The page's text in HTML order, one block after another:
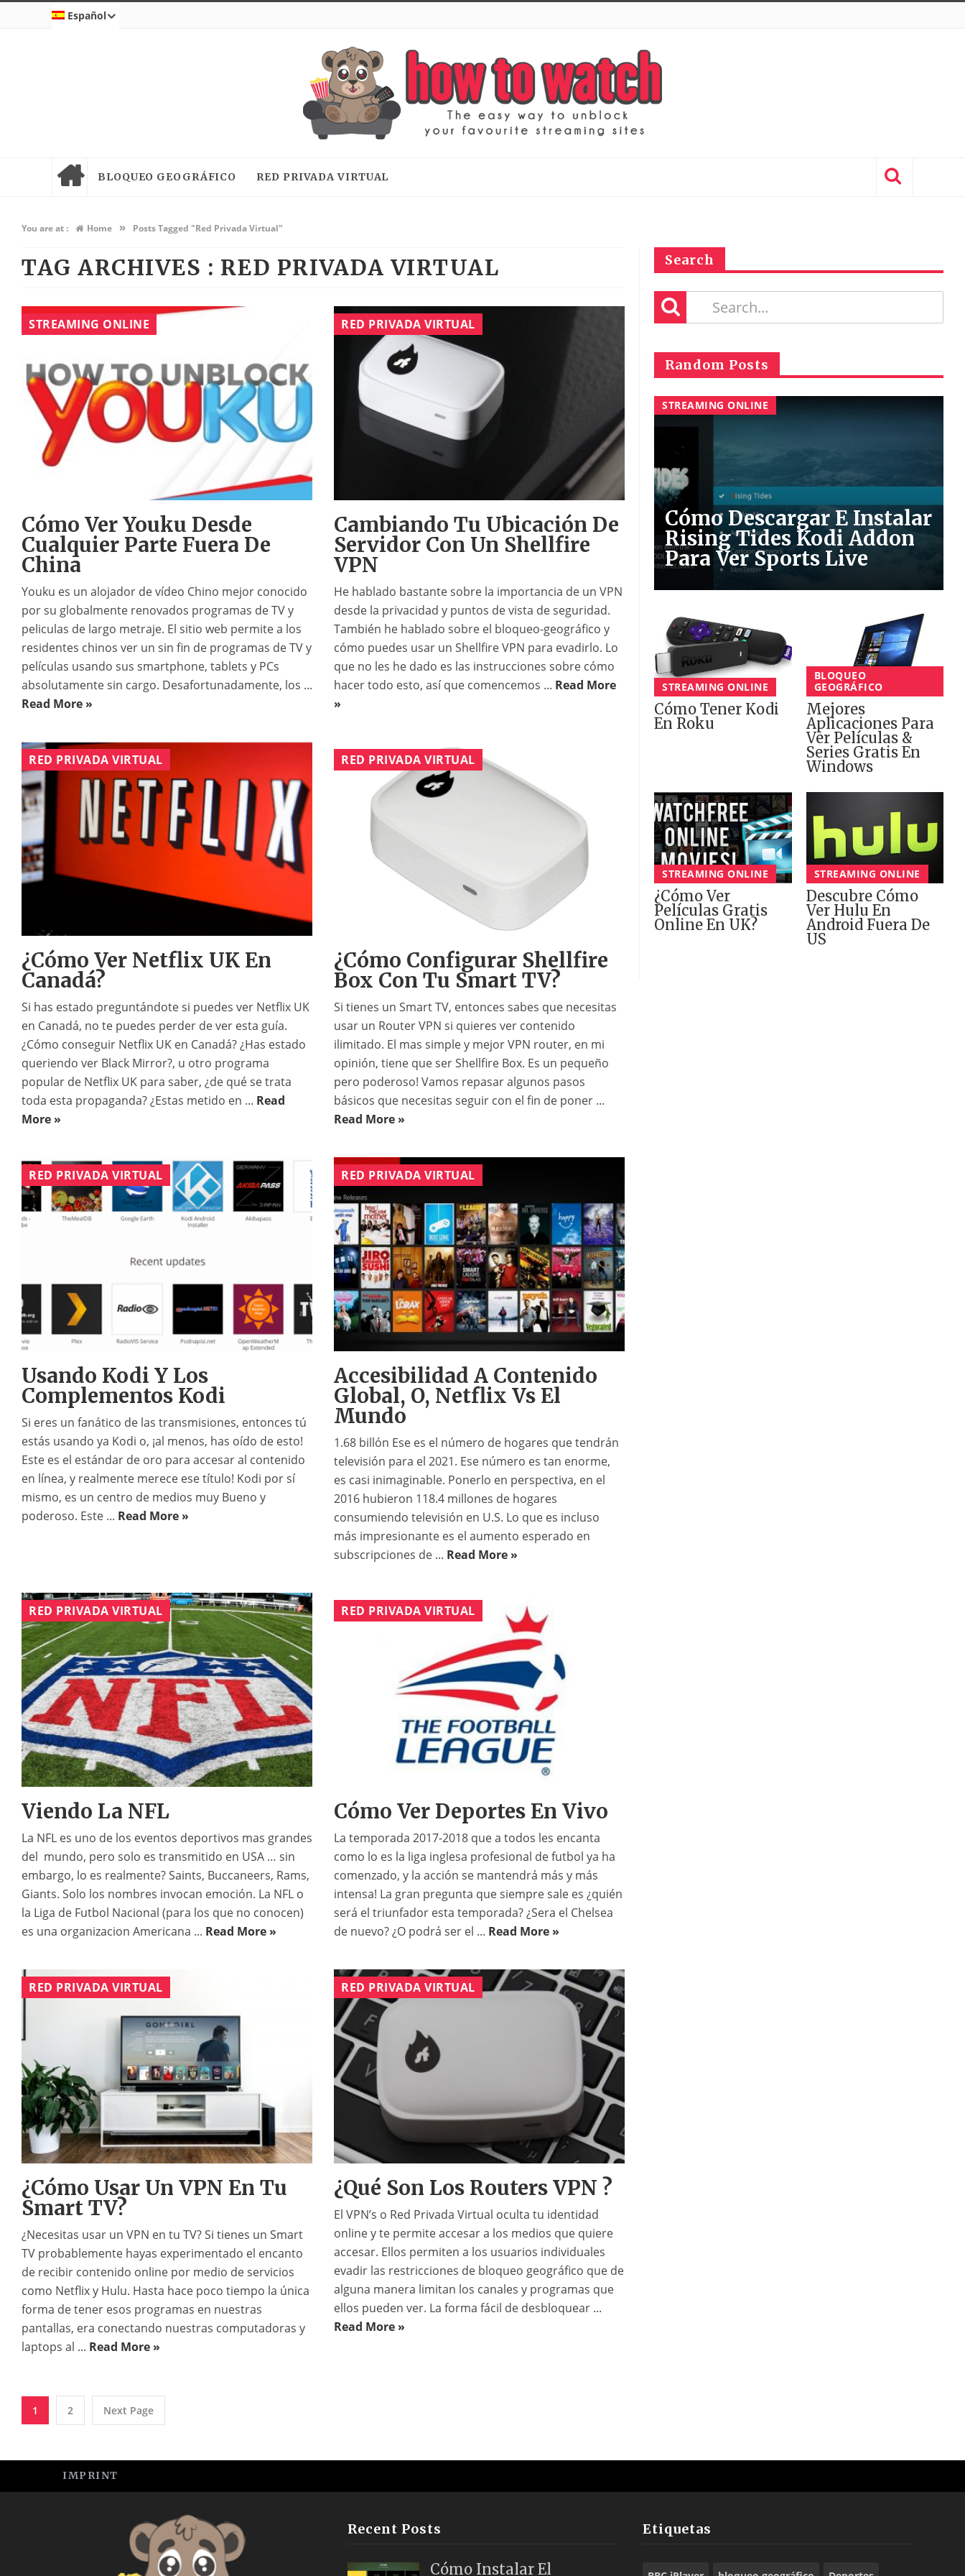
Español
BLOQUEO GEOGRÁFICO RED PRIVADA VIRTUAL
You are at : Home » Posts Tagged "Red Privada Virtual"
TAG ARCHIVES : RED PRIVADA VIRTUAL
STREAMING ONLINE
Cómo Ver Youku Desde
Cualquier Parte Fuera De
China
Youku es un alojador de vídeo Chino mejor conocido
por su globalmente renovados programas de TV y
peliculas de largo metraje. El sitio web permite a los
residentes chinos ver un sin fin de programas de TV y
películas usando sus smartphone, tablets y PCs
absolutamente sin cargo. Desafortunadamente, los ...
Read More »
RED PRIVADA VIRTUAL
Cambiando Tu Ubicación De
Servidor Con Un Shellfire
VPN
He hablado bastante sobre la importancia de un VPN
desde la privacidad y puntos de vista de seguridad.
También he hablado sobre el bloqueo-geográfico y
cómo puedes usar un Shellfire VPN para evadirlo. Lo
que no les he dado es las instrucciones sobre cómo
hacer todo esto, así que comencemos ... Read More
»
RED PRIVADA VIRTUAL
¿Cómo Ver Netflix UK En
Canadá?
Si has estado preguntándote si puedes ver Netflix UK
en Canadá, no te puedes perder de ver esta guía.
¿Cómo conseguir Netflix UK en Canadá? ¿Has estado
queriendo ver Black Mirror?, u otro programa
popular de Netflix UK para saber, ¿de qué se trata
toda esta propaganda? ¿Estas metido en ... Read
More »
RED PRIVADA VIRTUAL
¿Cómo Configurar Shellfire
Box Con Tu Smart TV?
Si tienes un Smart TV, entonces sabes que necesitas
usar un Router VPN si quieres ver contenido
ilimitado. El mas simple y mejor VPN router, en mi
opinión, tiene que ser Shellfire Box. Es un pequeño
pero poderoso! Vamos repasar algunos pasos
básicos que necesitas seguir con el fin de poner ...
Read More »
RED PRIVADA VIRTUAL
Usando Kodi Y Los
Complementos Kodi
Si eres un fanático de las transmisiones, entonces tú
estás usando ya Kodi o, ¡al menos, has oído de esto!
Este es el estándar de oro para accesar al contenido
en línea, y realmente merece ese título! Kodi por sí
mismo, es un centro de medios muy Bueno y
poderoso. Este ... Read More »
RED PRIVADA VIRTUAL
Accesibilidad A Contenido
Global, O, Netflix Vs El
Mundo
1.68 billón Ese es el número de hogares que tendrán
televisión para el 2021. Ese número es tan enorme,
es casi inimaginable. Ponerlo en perspectiva, en el
2016 hubieron 118.4 millones de hogares
consumiendo televisión en U.S. Lo que es incluso
más impresionante es el aumento esperado en
subscripciones de ... Read More »
RED PRIVADA VIRTUAL
Viendo La NFL
La NFL es uno de los eventos deportivos mas grandes
del mundo, pero solo es transmitido en USA … sin
embargo, lo es realmente? Saints, Buccaneers, Rams,
Giants. Solo los nombres invocan emoción. La NFL o
la Liga de Futbol Nacional (para los que no conocen)
es una organizacion Americana ... Read More »
RED PRIVADA VIRTUAL
Cómo Ver Deportes En Vivo
La temporada 2017-2018 que a todos les encanta
como lo es la liga inglesa profesional de futbol ya ha
comenzado, y la acción se mantendrá más y más
intensa! La gran pregunta que siempre sale es ¿quién
será el triunfador esta temporada? ¿Sera el Chelsea
de nuevo? ¿O podrá ser el ... Read More »
RED PRIVADA VIRTUAL
¿Cómo Usar Un VPN En Tu
Smart TV?
¿Necesitas usar un VPN en tu TV? Si tienes un Smart
TV probablemente hayas experimentado el encanto
de recibir contenido online por medio de servicios
como Netflix y Hulu. Hasta hace poco tiempo la única
forma de tener esos programas en nuestras
pantallas, era conectando nuestras computadoras y
laptops al ... Read More »
RED PRIVADA VIRTUAL
¿Qué Son Los Routers VPN ?
El VPN’s o Red Privada Virtual oculta tu identidad
online y te permite accesar a los medios que quiere
accesar. Ellos permiten a los usuarios individuales
evadir las restricciones de bloqueo geográfico que de
alguna manera limitan los canales y programas que
ellos pueden ver. La forma fácil de desbloquear ...
Read More »
1 2 Next Page
Search
Random Posts
STREAMING ONLINE
Cómo Descargar E Instalar
Rising Tides Kodi Addon
Para Ver Sports Live
STREAMING ONLINE
Cómo Tener Kodi
En Roku
BLOQUEO
GEOGRÁFICO
Mejores
Aplicaciones Para
Ver Películas &
Series Gratis En
Windows
STREAMING ONLINE
¿Cómo Ver
Películas Gratis
Online En UK?
STREAMING ONLINE
Descubre Cómo
Ver Hulu En
Android Fuera De
US
IMPRINT
Recent Posts
Cómo Instalar El
Etiquetas